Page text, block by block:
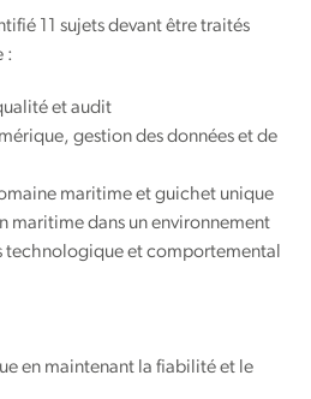
11 sujets devant être traités
:
et audit
gestion des données et de
maritime et guichet unique
maritime dans un environnement
technologique et comportemental
en maintenant la fiabilité et le